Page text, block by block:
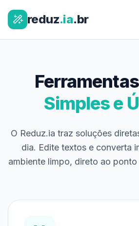
reduz.ia.br
Simples e
O Reduz.ia traz soluções
dia. Edite textos e converta
ambiente limpo, direto ao